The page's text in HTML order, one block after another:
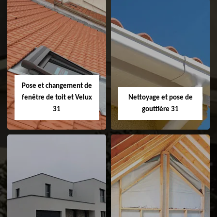
Couvreur 31
Etanchéité de
faitage et faitière
31
Pose et changement de
fenêtre de toit et Velux
31
Pose et
changement de
fenêtre de toit et
Nettoyage et pose de
gouttière 31
Nettoyage et pose